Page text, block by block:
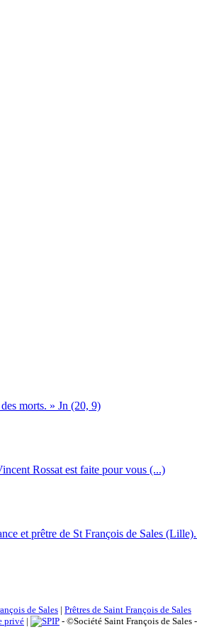
morts. » Jn (20, 9)
Rossat est faite pour vous (...)
et prêtre de St François de Sales
de Sales | Prêtres de Saint François de Sales
privé | - ©Société Saint François de Sales -